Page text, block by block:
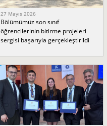
27 Mayıs 2026
Bölümümüz son sınıf
öğrencilerinin bitirme projeleri
sergisi başarıyla gerçekleştirildi